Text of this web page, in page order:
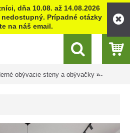
dňa 10.08. až 14.08.2026
Prípadné otázky
na náš email.
obývacie steny a obývačky